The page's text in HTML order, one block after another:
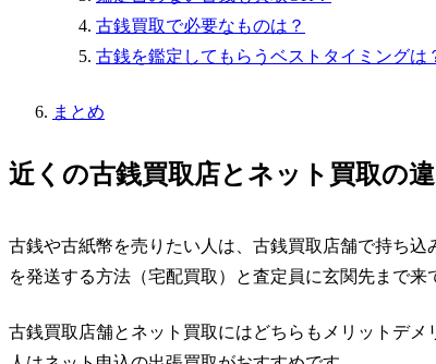
古銭買取で必要なものは？
古銭を鑑定してもらうベストタイミングは
まとめ
近くの古銭買取店とネット買取の
古銭や古紙幣を売りたい人は、古銭買取店舗で持ち
を発送する方法（宅配買取）と査定員に玄関先まで
古銭買取店舗とネット買取にはどちらもメリットデメ